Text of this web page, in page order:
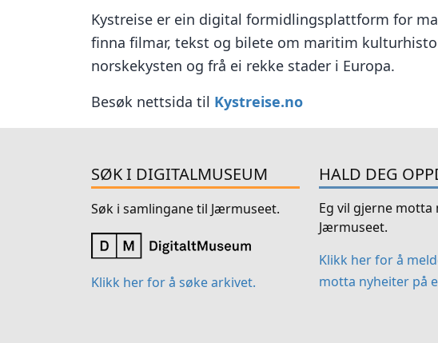
Kystreise er ein digital formidlingsplattform for
finna filmar, tekst og bilete om maritim
norskekysten og frå ei rekke stader i Europa.
Besøk nettsida til Kystreise.no
SØK I DIGITALMUSEUM
Søk i samlingane til Jærmuseet.
Klikk her for å søke arkivet.
HALD DEG
Eg vil gjerne
Jærmuseet.
Klikk her for å
motta nyheiter på